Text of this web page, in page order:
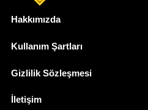
Hakkımızda
Kullanım Şartları
Gizlilik Sözleşmesi
İletişim